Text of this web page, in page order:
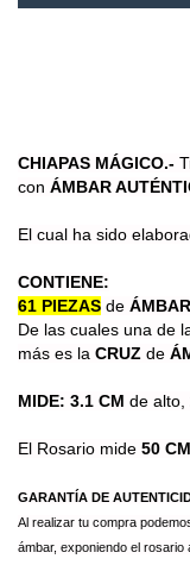
CHIAPAS MÁGICO.-
con ÁMBAR
El cual ha sido
CONTIENE:
61 PIEZAS de
De las cuales una de
más es la CRUZ de
MIDE: 3.1 CM de alto,
El Rosario mide 50 CM
GARANTÍA DE
Al realizar tu compra
ámbar, exponiendo el